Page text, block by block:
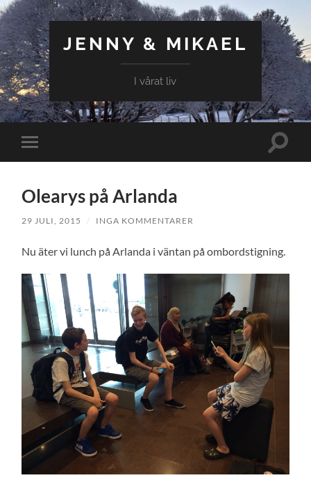
JENNY & MIKAEL
I vårat liv
Slå
på/av
Slå
Olearys på Arlanda
29 JULI, 2015 / INGA KOMMENTARER
Nu äter vi lunch på Arlanda i väntan på ombordstigning.